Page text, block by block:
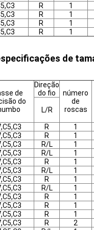
R 1
R 1
R 1
R 1
de
de
do
Direção
do fio
número
de
roscas
L/R
R 1
R 1
R/L 1
R/L 1
R 1
R/L 1
R 1
R/L 1
R 1
R 1
R 1
R 2